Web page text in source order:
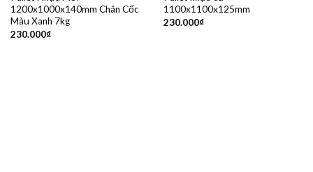
1200x1000x140mm Chân Cốc
Màu Xanh 7kg
230.000₫
1100x1100x125mm
230.000₫